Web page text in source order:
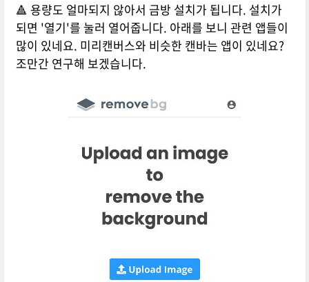
🔺 용량도 얼마되지 않아서 금방 설치가 됩니다. 설치가
되면 '열기'를 눌러 열어줍니다. 아래를 보니 관련 앱들이
많이 있네요. 미리캔버스와 비슷한 캔바는 앱이 있네요?
조만간 연구해 보겠습니다.